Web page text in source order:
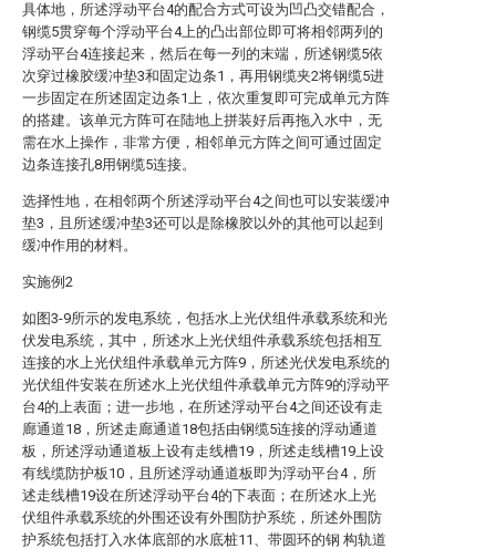
具体地，所述浮动平台4的配合方式可设为凹凸交错配合，
钢缆5贯穿每个浮动平台4上的凸出部位即可将相邻两列的
浮动平台4连接起来，然后在每一列的末端，所述钢缆5依
次穿过橡胶缓冲垫3和固定边条1，再用钢缆夹2将钢缆5进
一步固定在所述固定边条1上，依次重复即可完成单元方阵
的搭建。该单元方阵可在陆地上拼装好后再拖入水中，无
需在水上操作，非常方便，相邻单元方阵之间可通过固定
边条连接孔8用钢缆5连接。
选择性地，在相邻两个所述浮动平台4之间也可以安装缓冲
垫3，且所述缓冲垫3还可以是除橡胶以外的其他可以起到
缓冲作用的材料。
实施例2
如图3-9所示的发电系统，包括水上光伏组件承载系统和光
伏发电系统，其中，所述水上光伏组件承载系统包括相互
连接的水上光伏组件承载单元方阵9，所述光伏发电系统的
光伏组件安装在所述水上光伏组件承载单元方阵9的浮动平
台4的上表面；进一步地，在所述浮动平台4之间还设有走
廊通道18，所述走廊通道18包括由钢缆5连接的浮动通道
板，所述浮动通道板上设有走线槽19，所述走线槽19上设
有线缆防护板10，且所述浮动通道板即为浮动平台4，所
述走线槽19设在所述浮动平台4的下表面；在所述水上光
伏组件承载系统的外围还设有外围防护系统，所述外围防
护系统包括打入水体底部的水底桩11、带圆环的钢 构轨道